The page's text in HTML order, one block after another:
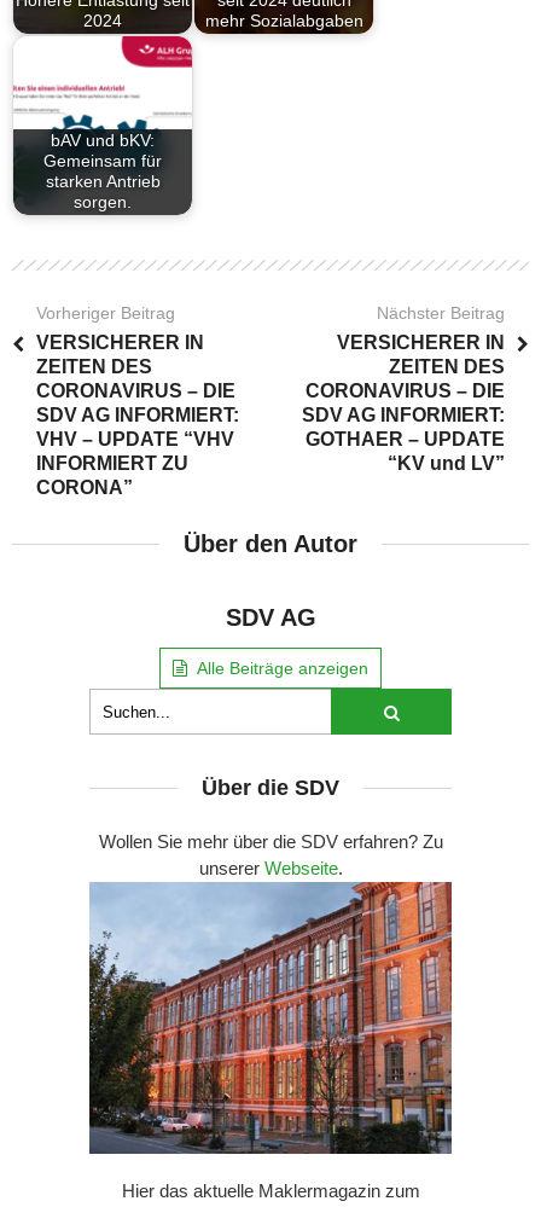
2024
mehr Sozialabgaben
bAV und bKV:
Gemeinsam für
starken Antrieb
sorgen.
Vorheriger Beitrag
VERSICHERER IN
ZEITEN DES
CORONAVIRUS – DIE
SDV AG INFORMIERT:
VHV – UPDATE “VHV
INFORMIERT ZU
CORONA”
Nächster Beitrag
VERSICHERER IN
ZEITEN DES
CORONAVIRUS – DIE
SDV AG INFORMIERT:
GOTHAER – UPDATE
“KV und LV”
Über den Autor
SDV AG
Alle Beiträge anzeigen
Über die SDV
Wollen Sie mehr über die SDV erfahren? Zu
unserer Webseite.
Hier das aktuelle Maklermagazin zum